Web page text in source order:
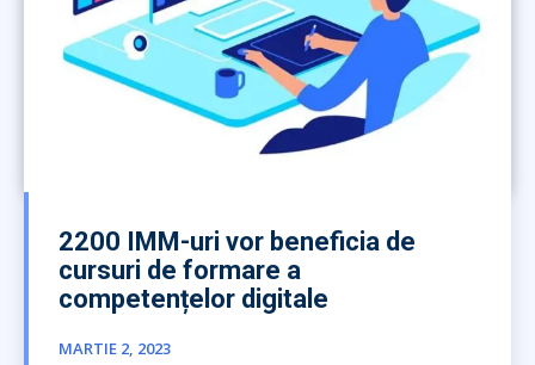
2200 IMM-uri vor beneficia de
cursuri de formare a
competențelor digitale
MARTIE 2, 2023